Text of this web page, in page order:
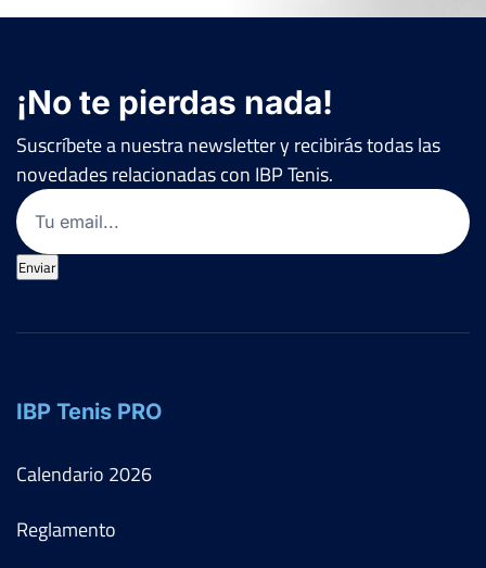
¡No te pierdas nada!
Suscríbete a nuestra newsletter y recibirás todas las
novedades relacionadas con IBP Tenis.
Email
Enviar
IBP Tenis PRO
Calendario 2026
Reglamento